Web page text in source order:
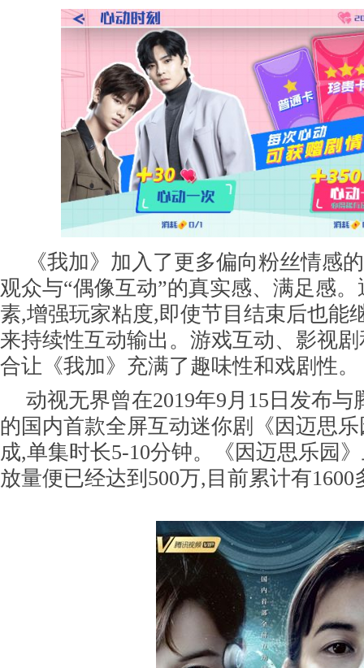
《我加》加入了更多偏向粉丝情感
观众与“偶像互动”的真实感、满足感
素,增强玩家粘度,即使节目结束后也能
来持续性互动输出。游戏互动、影视
合让《我加》充满了趣味性和戏剧性。
动视无界曾在2019年9月15日发布
的国内首款全屏互动迷你剧《因迈思
成,单集时长5-10分钟。《因迈思乐园
放量便已经达到500万,目前累计有1600